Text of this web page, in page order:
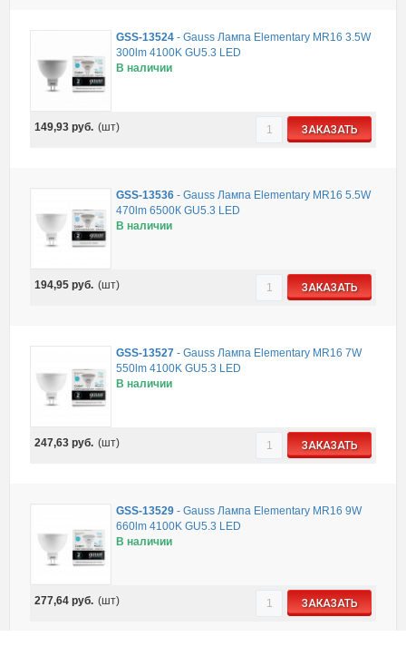
GSS-13524 - Gauss Лампа Elementary MR16 3.5W
300lm 4100K GU5.3 LED
В наличии
149,93 руб. (шт) ЗАКАЗАТЬ
GSS-13536 - Gauss Лампа Elementary MR16 5.5W
470lm 6500К GU5.3 LED
В наличии
194,95 руб. (шт) ЗАКАЗАТЬ
GSS-13527 - Gauss Лампа Elementary MR16 7W
550lm 4100K GU5.3 LED
В наличии
247,63 руб. (шт) ЗАКАЗАТЬ
GSS-13529 - Gauss Лампа Elementary MR16 9W
660lm 4100K GU5.3 LED
В наличии
277,64 руб. (шт) ЗАКАЗАТЬ